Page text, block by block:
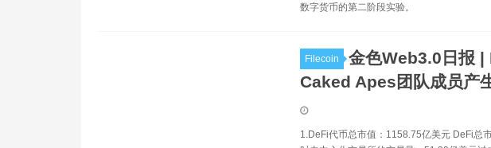
数字货币的第二阶段实验。
Filecoin
金色Web3.0日报 |
Caked Apes团队成员产
1.DeFi代币总市值：1158.75亿美元 DeFi总